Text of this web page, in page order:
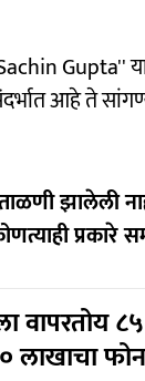
Gupta''
आहे ते
झालेली
प्रकारे
वापरतोय